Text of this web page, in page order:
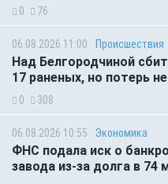
0 76
06.08.2026 11:00 Происшествия
Над Белгородчиной
17 раненых, но потерь
0 308
06.08.2026 10:55 Экономика
ФНС подала иск о
завода из-за долга в 74